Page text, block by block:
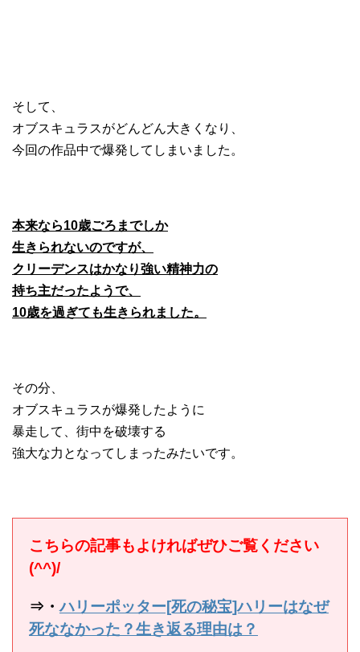
そして、
オブスキュラスがどんどん大きくなり、
今回の作品中で爆発してしまいました。
本来なら10歳ごろまでしか
生きられないのですが、
クリーデンスはかなり強い精神力の
持ち主だったようで、
10歳を過ぎても生きられました。
その分、
オブスキュラスが爆発したように
暴走して、街中を破壊する
強大な力となってしまったみたいです。
こちらの記事もよければぜひご覧ください
(^^)/
⇒・ハリーポッター[死の秘宝]ハリーはなぜ
死ななかった？生き返る理由は？